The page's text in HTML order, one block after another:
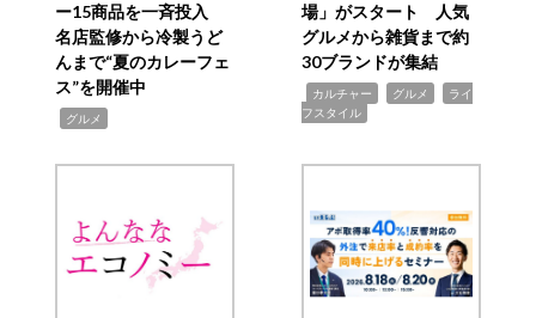
ー15商品を一斉投入
名店監修から冷製うど
んまで“夏のカレーフェ
ス”を開催中
グルメ
場」がスタート 人気
グルメから雑貨まで約
30ブランドが集結
カルチャー グルメ
ライ
フスタイル